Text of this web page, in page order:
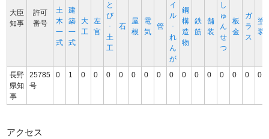
大臣
知事
許可
番号
土
木
一
式
建
築
一
式
大
工
左
官
と
び
･
土
工
石
屋
根
電
気
管
イ
ル
･
れ
ん
が
鋼
構
造
物
鉄
筋
舗
装
し
ゅ
ん
せ
つ
板
金
ガ
ラ
ス
塗
装
長野
県知
事
25785
号
0 1 0 0 0 0 0 0 0 0 0 0 0 0 0 0 0
アクセス